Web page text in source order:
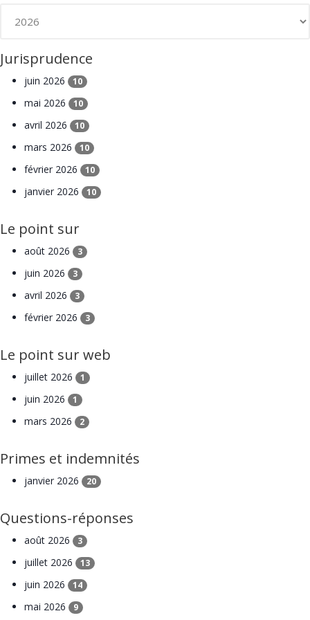
Jurisprudence
juin 2026 10
mai 2026 10
avril 2026 10
mars 2026 10
février 2026 10
janvier 2026 10
Le point sur
août 2026 3
juin 2026 3
avril 2026 3
février 2026 3
Le point sur web
juillet 2026 1
juin 2026 1
mars 2026 2
Primes et indemnités
janvier 2026 20
Questions-réponses
août 2026 3
juillet 2026 13
juin 2026 14
mai 2026 9